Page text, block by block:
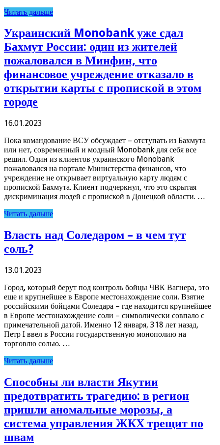
Читать дальше
Украинский Monobank уже сдал
Бахмут России: один из жителей
пожаловался в Минфин, что
финансовое учреждение отказало в
открытии карты с пропиской в этом
городе
16.01.2023
Пока командование ВСУ обсуждает – отступать из Бахмута
или нет, современный и модный Monobank для себя все
решил. Один из клиентов украинского Monobank
пожаловался на портале Министерства финансов, что
учреждение не открывает виртуальную карту людям с
пропиской Бахмута. Клиент подчеркнул, что это скрытая
дискриминация людей с пропиской в Донецкой области. …
Читать дальше
Власть над Соледаром – в чем тут
соль?
13.01.2023
Город, который берут под контроль бойцы ЧВК Вагнера, это
еще и крупнейшее в Европе местонахождение соли. Взятие
российскими бойцами Соледара – где находится крупнейшее
в Европе местонахождение соли – символически совпало с
примечательной датой. Именно 12 января, 318 лет назад,
Петр I ввел в России государственную монополию на
торговлю солью. …
Читать дальше
Способны ли власти Якутии
предотвратить трагедию: в регион
пришли аномальные морозы, а
система управления ЖКХ трещит по
швам